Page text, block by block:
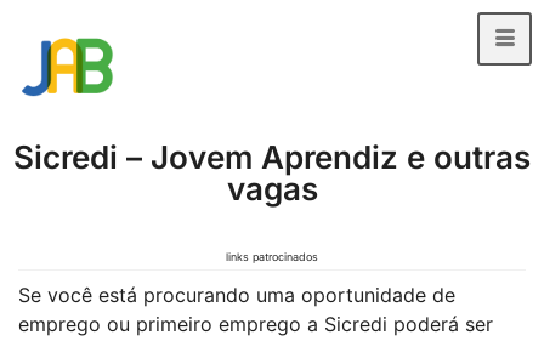
Sicredi – Jovem Aprendiz e outras
vagas
links patrocinados
Se você está procurando uma oportunidade de
emprego ou primeiro emprego a Sicredi poderá ser